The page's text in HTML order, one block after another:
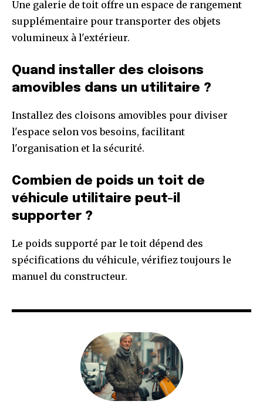
Une galerie de toit offre un espace de rangement
supplémentaire pour transporter des objets
volumineux à l'extérieur.
Quand installer des cloisons
amovibles dans un utilitaire ?
Installez des cloisons amovibles pour diviser
l'espace selon vos besoins, facilitant
l'organisation et la sécurité.
Combien de poids un toit de
véhicule utilitaire peut-il
supporter ?
Le poids supporté par le toit dépend des
spécifications du véhicule, vérifiez toujours le
manuel du constructeur.